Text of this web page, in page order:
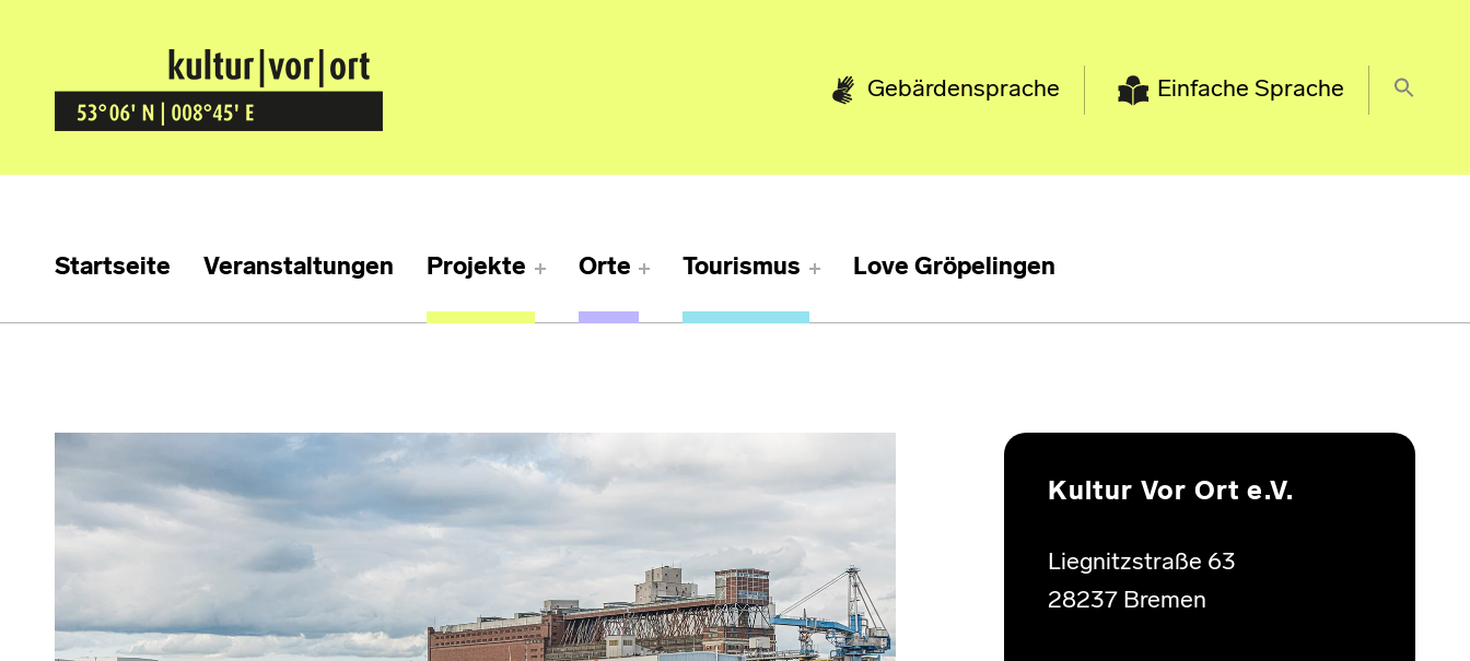
Kultur Vor Ort
BREMEN GRÖPELINGEN Gebärdensprache Einfache Sprache
Startseite Veranstaltungen Projekte Orte Tourismus Love Gröpelingen
Kultur Vor Ort e.V.
Liegnitzstraße 63
28237 Bremen